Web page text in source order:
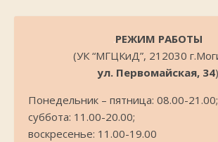
.РЕЖИМ РАБОТЫ
(УК “МГЦКиД”, 212030
ул. Первомайская, 34)
Понедельник – пятница: 08.00-21.00;
суббота: 11.00-20.00;
воскресенье: 11.00-19.00